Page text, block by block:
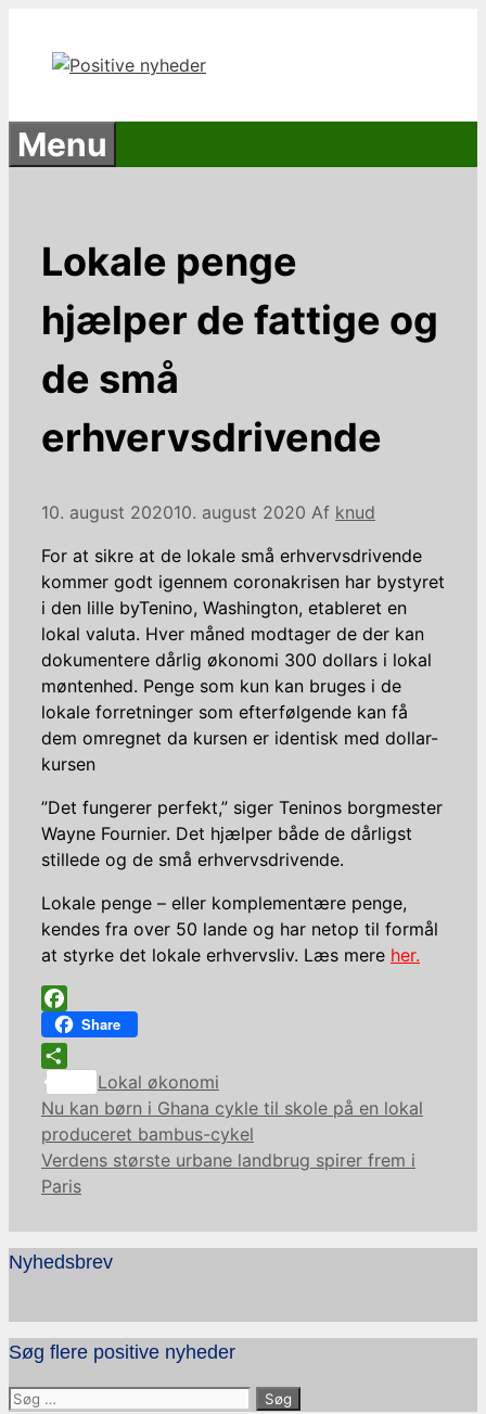
indhold
Menu
Lokale penge
hjælper de fattige og
de små
erhvervsdrivende
10. august 202010. august 2020 Af knud
For at sikre at de lokale små erhvervsdrivende
kommer godt igennem coronakrisen har bystyret
i den lille byTenino, Washington, etableret en
lokal valuta. Hver måned modtager de der kan
dokumentere dårlig økonomi 300 dollars i lokal
møntenhed. Penge som kun kan bruges i de
lokale forretninger som efterfølgende kan få
dem omregnet da kursen er identisk med dollar-
kursen
”Det fungerer perfekt,” siger Teninos borgmester
Wayne Fournier. Det hjælper både de dårligst
stillede og de små erhvervsdrivende.
Lokale penge – eller komplementære penge,
kendes fra over 50 lande og har netop til formål
at styrke det lokale erhvervsliv. Læs mere her.
Facebook
Share
Share
Kategorier
Lokal økonomi
Nu kan børn i Ghana cykle til skole på en lokal
produceret bambus-cykel
Verdens største urbane landbrug spirer frem i
Paris
Nyhedsbrev
Søg flere positive nyheder
Søg